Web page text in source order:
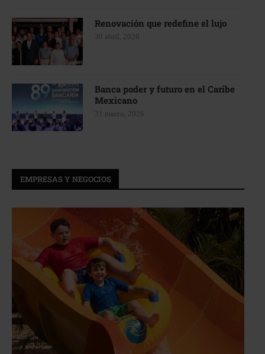
Renovación que redefine el lujo
30 abril, 2026
Banca poder y futuro en el Caribe
Mexicano
31 marzo, 2026
EMPRESAS Y NEGOCIOS